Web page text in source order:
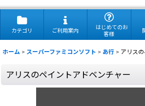
カテゴリ ご利用案内
はじめてのお
客様
ホーム > スーパーファミコンソフト > あ行 > アリス
アリスのペイントアドベンチャー